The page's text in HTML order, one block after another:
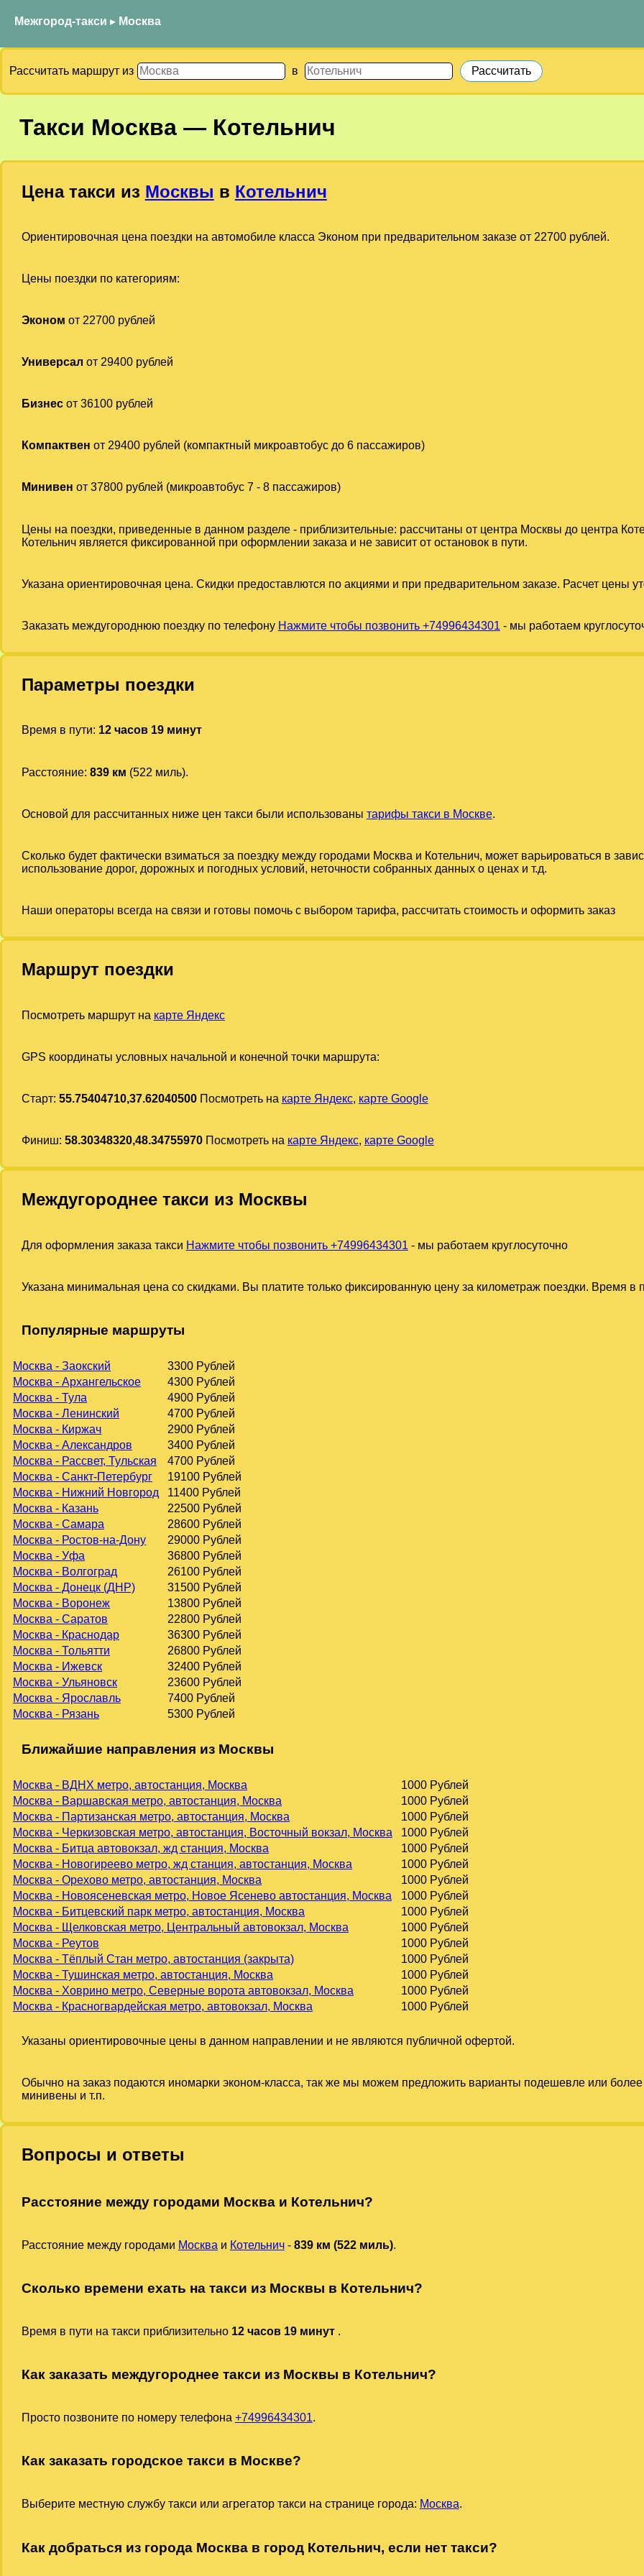
Межгород-такси ▸ Москва
Рассчитать маршрут из в
Такси Москва— Котельнич
Цена такси из Москвы в Котельнич
Ориентировочная цена поездки на автомобиле класса Эконом при предварительном заказе от 22700 рублей.
Цены поездки по категориям:
Эконом от 22700 рублей
Универсал от 29400 рублей
Бизнесот 36100 рублей
Компактвен от 29400 рублей (компактный микроавтобус до 6 пассажиров)
Минивен от 37800 рублей (микроавтобус 7 - 8 пассажиров)
Цены на поездки, приведенные в данном разделе - приблизительные: рассчитаны от центра Москвы до центра
Котельнич является фиксированной при оформлении заказа и не зависит от остановок в пути.
Указана ориентировочная цена. Скидки предоставлются по акциями и при предварительном заказе. Расчет цены
Заказать междугороднюю поездку по телефону Нажмите чтобы позвонить +74996434301 - мы работаем
Параметры поездки
Время в пути: 12 часов 19 минут
Расстояние: 839 км (522 миль).
Основой для рассчитанных ниже цен такси были использованы тарифы такси в Москве.
Сколько будет фактически взиматься за поездку между городами Москва и Котельнич, может варьироваться в
использование дорог, дорожных и погодных условий, неточности собранных данных о ценах и т.д.
Наши операторы всегда на связи и готовы помочь с выбором тарифа, рассчитать стоимость и оформить заказ
Маршрут поездки
Посмотреть маршрут на карте Яндекс
GPS координаты условных начальной и конечной точки маршрута:
Старт: 55.75404710,37.62040500Посмотреть на карте Яндекс, карте Google
Финиш: 58.30348320,48.34755970Посмотреть на карте Яндекс, карте Google
Междугороднее такси из Москвы
Для оформления заказа такси Нажмите чтобы позвонить +74996434301 - мы работаем круглосуточно
Указана минимальная цена со скидками. Вы платите только фиксированную цену за километраж поездки. Время в
Популярные маршруты
Москва - Заокский
3300 Рублей
Москва - Архангельское
4300 Рублей
Москва - Тула
4900 Рублей
Москва - Ленинский
4700 Рублей
Москва - Киржач
2900 Рублей
Москва - Александров
3400 Рублей
Москва - Рассвет, Тульская
4700 Рублей
Москва - Санкт-Петербург
19100 Рублей
Москва - Нижний Новгород
11400 Рублей
Москва - Казань
22500 Рублей
Москва - Самара
28600 Рублей
Москва - Ростов-на-Дону
29000 Рублей
Москва - Уфа
36800 Рублей
Москва - Волгоград
26100 Рублей
Москва - Донецк (ДНР)
31500 Рублей
Москва - Воронеж
13800 Рублей
Москва - Саратов
22800 Рублей
Москва - Краснодар
36300 Рублей
Москва - Тольятти
26800 Рублей
Москва - Ижевск
32400 Рублей
Москва - Ульяновск
23600 Рублей
Москва - Ярославль
7400 Рублей
Москва - Рязань
5300 Рублей
Ближайшие направления из Москвы
Москва - ВДНХ метро, автостанция, Москва
1000 Рублей
Москва - Варшавская метро, автостанция, Москва
1000 Рублей
Москва - Партизанская метро, автостанция, Москва
1000 Рублей
Москва - Черкизовская метро, автостанция, Восточный вокзал, Москва
1000 Рублей
Москва - Битца автовокзал, жд станция, Москва
1000 Рублей
Москва - Новогиреево метро, жд станция, автостанция, Москва
1000 Рублей
Москва - Орехово метро, автостанция, Москва
1000 Рублей
Москва - Новоясеневская метро, Новое Ясенево автостанция, Москва
1000 Рублей
Москва - Битцевский парк метро, автостанция, Москва
1000 Рублей
Москва - Щелковская метро, Центральный автовокзал, Москва
1000 Рублей
Москва - Реутов
1000 Рублей
Москва - Тёплый Стан метро, автостанция (закрыта)
1000 Рублей
Москва - Тушинская метро, автостанция, Москва
1000 Рублей
Москва - Ховрино метро, Северные ворота автовокзал, Москва
1000 Рублей
Москва - Красногвардейская метро, автовокзал, Москва
1000 Рублей
Указаны ориентировочные цены в данном направлении и не являются публичной офертой.
Обычно на заказ подаются иномарки эконом-класса, так же мы можем предложить варианты подешевле или
минивены и т.п.
Вопросы и ответы
Расстояние между городами Москва и Котельнич?
Расстояние между городами Москва и Котельнич- 839 км (522 миль).
Сколько времени ехать на такси из Москвы в Котельнич?
Время в пути на такси приблизительно 12 часов 19 минут .
Как заказать междугороднее такси из Москвы в Котельнич?
Просто позвоните по номеру телефона +74996434301.
Как заказать городское такси в Москве?
Выберите местную службу такси или агрегатор такси на странице города: Москва.
Как добраться из города Москва в город Котельнич, если нет такси?